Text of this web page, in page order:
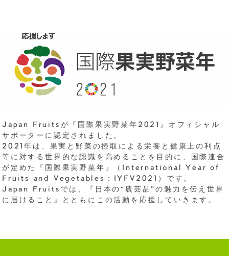
Japan Fruitsが『国際果実野菜年2021』オフィシャル
サポーターに認定されました。
2021年は、果実と野菜の摂取による栄養と健康上の利点
等に対する世界的な認識を高めることを目的に、国際連合
が定めた『国際果実野菜年』（International Year of
Fruits and Vegetables：IYFV2021）です。
Japan Fruitsでは、『日本の“農芸品”の魅力を伝え世界
に届けること』とともにこの活動を応援していきます。